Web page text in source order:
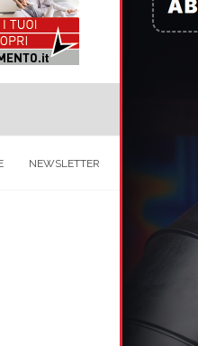
NEWSLETTER